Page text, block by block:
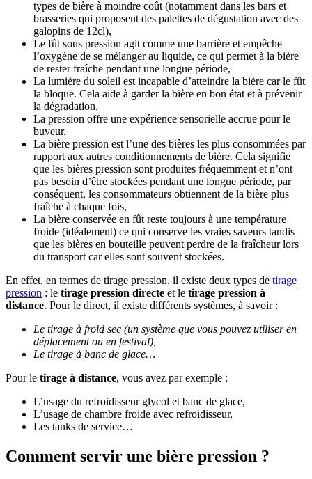
types de bière à moindre coût (notamment dans les bars et
brasseries qui proposent des palettes de dégustation avec des
galopins de 12cl),
Le fût sous pression agit comme une barrière et empêche
l’oxygène de se mélanger au liquide, ce qui permet à la bière
de rester fraîche pendant une longue période,
La lumière du soleil est incapable d’atteindre la bière car le fût
la bloque. Cela aide à garder la bière en bon état et à prévenir
la dégradation,
La pression offre une expérience sensorielle accrue pour le
buveur,
La bière pression est l’une des bières les plus consommées par
rapport aux autres conditionnements de bière. Cela signifie
que les bières pression sont produites fréquemment et n’ont
pas besoin d’être stockées pendant une longue période, par
conséquent, les consommateurs obtiennent de la bière plus
fraîche à chaque fois,
La bière conservée en fût reste toujours à une température
froide (idéalement) ce qui conserve les vraies saveurs tandis
que les bières en bouteille peuvent perdre de la fraîcheur lors
du transport car elles sont souvent stockées.
En effet, en termes de tirage pression, il existe deux types de tirage
pression : le tirage pression directe et le tirage pression à
distance. Pour le direct, il existe différents systèmes, à savoir :
Le tirage à froid sec (un système que vous pouvez utiliser en
déplacement ou en festival),
Le tirage à banc de glace…
Pour le tirage à distance, vous avez par exemple :
L’usage du refroidisseur glycol et banc de glace,
L’usage de chambre froide avec refroidisseur,
Les tanks de service…
Comment servir une bière pression ?